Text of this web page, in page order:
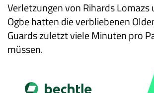
Verletzungen von Rihards Lomazs
Ogbe hatten die verbliebenen
Guards zuletzt viele Minuten pro
müssen.